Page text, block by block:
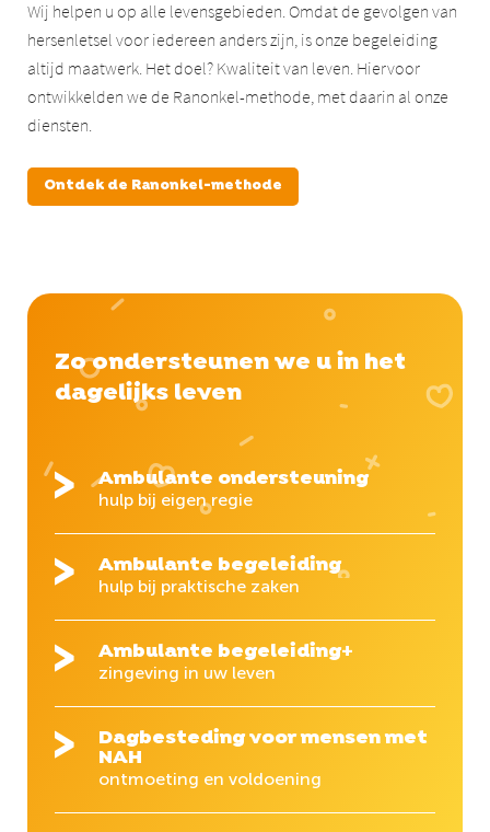
Wij helpen u op alle levensgebieden. Omdat de gevolgen van
hersenletsel voor iedereen anders zijn, is onze begeleiding
altijd maatwerk. Het doel? Kwaliteit van leven. Hiervoor
ontwikkelden we de Ranonkel-methode, met daarin al onze
diensten.
Ontdek de Ranonkel-methode
Zo ondersteunen we u in het
dagelijks leven
Ambulante ondersteuning
hulp bij eigen regie
Ambulante begeleiding
hulp bij praktische zaken
Ambulante begeleiding+
zingeving in uw leven
Dagbesteding voor mensen met
NAH
ontmoeting en voldoening